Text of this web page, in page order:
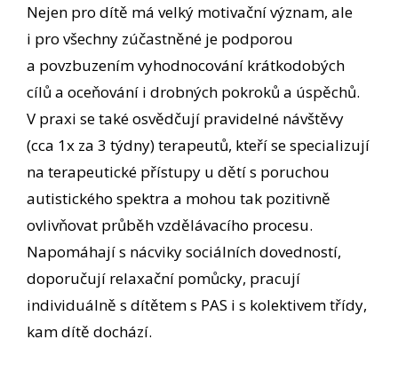
Nejen pro dítě má velký motivační význam, ale
i pro všechny zúčastněné je podporou
a povzbuzením vyhodnocování krátkodobých
cílů a oceňování i drobných pokroků a úspěchů.
V praxi se také osvědčují pravidelné návštěvy
(cca 1x za 3 týdny) terapeutů, kteří se specializují
na terapeutické přístupy u dětí s poruchou
autistického spektra a mohou tak pozitivně
ovlivňovat průběh vzdělávacího procesu.
Napomáhají s nácviky sociálních dovedností,
doporučují relaxační pomůcky, pracují
individuálně s dítětem s PAS i s kolektivem třídy,
kam dítě dochází.